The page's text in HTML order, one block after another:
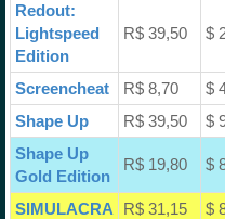
Redout:
Lightspeed
Edition
R$ 39,50 $
Screencheat R$ 8,70 $
Shape Up R$ 39,50 $
Shape Up
Gold Edition
R$ 19,80 $
SIMULACRA R$ 31,15 $